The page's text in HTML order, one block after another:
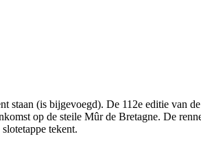
staan (is bijgevoegd). De 112e editie van
op de steile Mûr de Bretagne. De
tekent.